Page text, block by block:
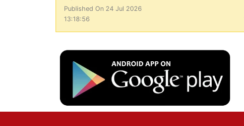
Published On 24 Jul 2026
13:18:56